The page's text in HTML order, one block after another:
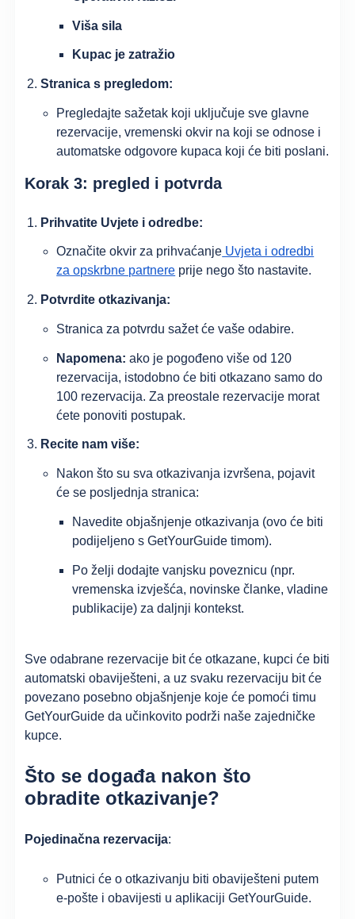
Viša sila
Kupac je zatražio
Stranica s pregledom:
Pregledajte sažetak koji uključuje sve glavne
rezervacije, vremenski okvir na koji se odnose i
automatske odgovore kupaca koji će biti poslani.
Korak 3: pregled i potvrda
Prihvatite Uvjete i odredbe:
Označite okvir za prihvaćanje Uvjeta i odredbi
za opskrbne partnere prije nego što nastavite.
Potvrdite otkazivanja:
Stranica za potvrdu sažet će vaše odabire.
Napomena: ako je pogođeno više od 120
rezervacija, istodobno će biti otkazano samo do
100 rezervacija. Za preostale rezervacije morat
ćete ponoviti postupak.
Recite nam više:
Nakon što su sva otkazivanja izvršena, pojavit
će se posljednja stranica:
Navedite objašnjenje otkazivanja (ovo će biti
podijeljeno s GetYourGuide timom).
Po želji dodajte vanjsku poveznicu (npr.
vremenska izvješća, novinske članke, vladine
publikacije) za daljnji kontekst.
Sve odabrane rezervacije bit će otkazane, kupci će biti
automatski obaviješteni, a uz svaku rezervaciju bit će
povezano posebno objašnjenje koje će pomoći timu
GetYourGuide da učinkovito podrži naše zajedničke
kupce.
Što se događa nakon što
obradite otkazivanje?
Pojedinačna rezervacija:
Putnici će o otkazivanju biti obaviješteni putem
e-pošte i obavijesti u aplikaciji GetYourGuide.